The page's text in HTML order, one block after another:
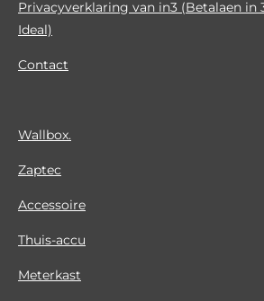
Privacyverklaring van in3 (Betalaen
Ideal)
Contact
Wallbox.
Zaptec
Accessoire
Thuis-accu
Meterkast